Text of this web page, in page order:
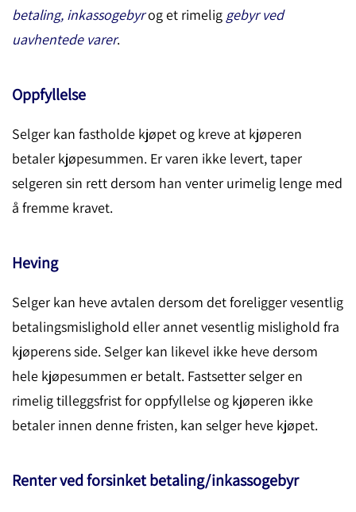
betaling, inkassogebyrog et rimelig gebyr ved
uavhentede varer.
Oppfyllelse
Selger kan fastholde kjøpet og kreve at kjøperen
betaler kjøpesummen. Er varen ikke levert, taper
selgeren sin rett dersom han venter urimelig lenge med
å fremme kravet.
Heving
Selger kan heve avtalen dersom det foreligger vesentlig
betalingsmislighold eller annet vesentlig mislighold fra
kjøperens side. Selger kan likevel ikke heve dersom
hele kjøpesummen er betalt. Fastsetter selger en
rimelig tilleggsfrist for oppfyllelse og kjøperen ikke
betaler innen denne fristen, kan selger heve kjøpet.
Renter ved forsinket betaling/inkassogebyr